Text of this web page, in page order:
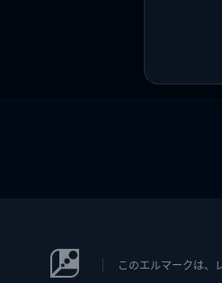
このエルマークは、